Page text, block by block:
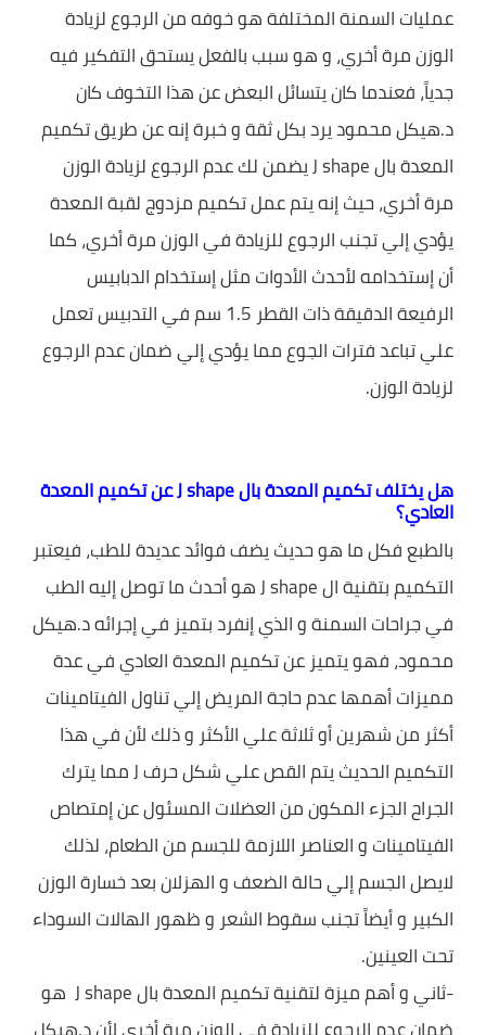
عمليات السمنة المختلفة هو خوفه من الرجوع لزيادة
الوزن مرة أخري، و هو سبب بالفعل يستحق التفكير فيه
جدياً، فعندما كان يتسائل البعض عن هذا التخوف كان
د.هيكل محمود يرد بكل ثقة و خبرة إنه عن طريق تكميم
المعدة بال J shape يضمن لك عدم الرجوع لزيادة الوزن
مرة أخري، حيث إنه يتم عمل تكميم مزدوج لقبة المعدة
يؤدي إلي تجنب الرجوع للزيادة في الوزن مرة أخري، كما
أن إستخدامه لأحدث الأدوات مثل إستخدام الدبابيس
الرفيعة الدقيقة ذات القطر 1.5 سم في التدبيس تعمل
علي تباعد فترات الجوع مما يؤدي إلي ضمان عدم الرجوع
لزيادة الوزن.
هل يختلف تكميم المعدة بال J shape عن تكميم المعدة
العادي؟
بالطبع فكل ما هو حديث يضف فوائد عديدة للطب، فيعتبر
التكميم بتقنية ال J shape هو أحدث ما توصل إليه الطب
في جراحات السمنة و الذي إنفرد بتميز في إجرائه د.هيكل
محمود، فهو يتميز عن تكميم المعدة العادي في عدة
مميزات أهمها عدم حاجة المريض إلي تناول الفيتامينات
أكثر من شهرين أو ثلاثة علي الأكثر و ذلك لأن في هذا
التكميم الحديث يتم القص علي شكل حرف J مما يترك
الجراح الجزء المكون من العضلات المسئول عن إمتصاص
الفيتامينات و العناصر اللازمة للجسم من الطعام، لذلك
لايصل الجسم إلي حالة الضعف و الهزلان بعد خسارة الوزن
الكبير و أيضاً تجنب سقوط الشعر و ظهور الهالات السوداء
تحت العينين.
-ثاني و أهم ميزة لتقنية تكميم المعدة بال J shape هو